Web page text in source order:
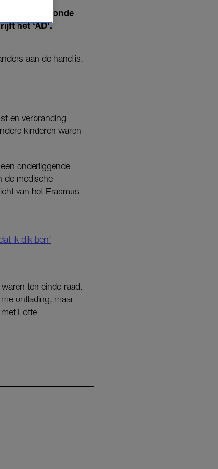
Een ongezonde
het ‘AD’.
aan de hand is.
en verbranding
kinderen waren
onderliggende
de medische
van het Erasmus
ik dik ben’
ten einde raad.
ontlading, maar
Lotte